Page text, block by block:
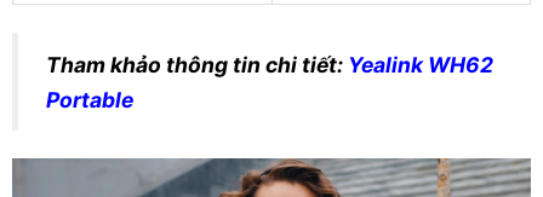
Tham khảo thông tin chi tiết: Yealink WH62
Portable